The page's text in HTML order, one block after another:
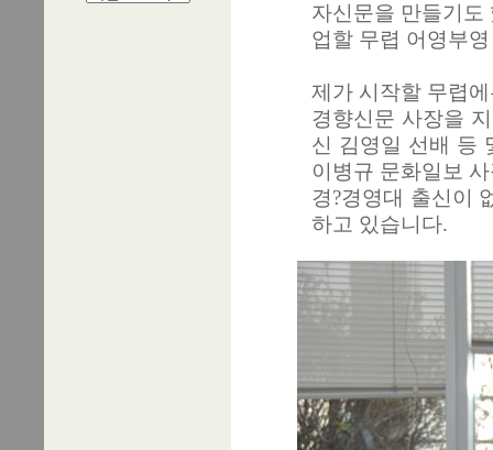
자신문을 만들기
업할 무렵 어영부
제가 시작할 무렵
경향신문 사장을
신 김영일 선배 등
이병규 문화일보
경?경영대 출신이
하고 있습니다.